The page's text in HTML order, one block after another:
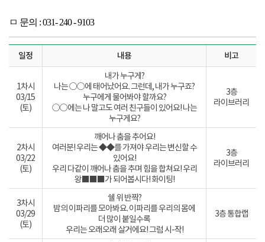
ㅁ 문의 : 031- 240 - 9103
일정 내용 비고
1차시
03/15
(토)
내가 누구게?
나는 ○○에 태어났어요. 그런데, 내가 누구죠?
누구에게 물어봐야 할까요?
○○에는 나 말고도 여러 친구들이 있어요! 나는
누구게요?
3층
라이브러리
2차시
03/22
(토)
깨어나 춤을 추어요!
여러분! 우리는 ◆◆를 가져야 우리는 변신할 수
있어요!
우리 다같이 깨어나 춤을 추며 힘을 합쳐요! 우리
왕■■■가 되어봅시다! 화이팅!
3층
라이브러리
3차시
03/29
(토)
쉘 위 반짝?
밤의 이파리를 모아봐요. 이파리를 우리의 몸에
더 많이 붙일수록
우리는 오래오래 살거에요! 그럼 시-작!
3층 통합랩